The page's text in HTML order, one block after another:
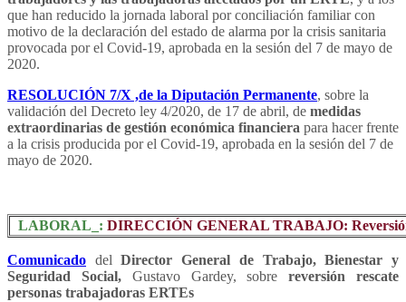
que han reducido la jornada laboral por conciliación familiar con
motivo de la declaración del estado de alarma por la crisis sanitaria
provocada por el Covid-19, aprobada en la sesión del 7 de mayo de
2020.
RESOLUCIÓN 7/X ,de la Diputación Permanente, sobre la
validación del Decreto ley 4/2020, de 17 de abril, de medidas
extraordinarias de gestión económica financiera para hacer frente
a la crisis producida por el Covid-19, aprobada en la sesión del 7 de
mayo de 2020.
LABORAL_: DIRECCIÓN GENERAL TRABAJO:
Comunicado delDirector General de Trabajo, Bienestar y
Seguridad Social,Gustavo Gardey, sobrereversión rescate
personas trabajadoras ERTEs